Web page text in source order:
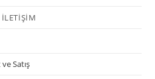
İLETİŞİM
Satış